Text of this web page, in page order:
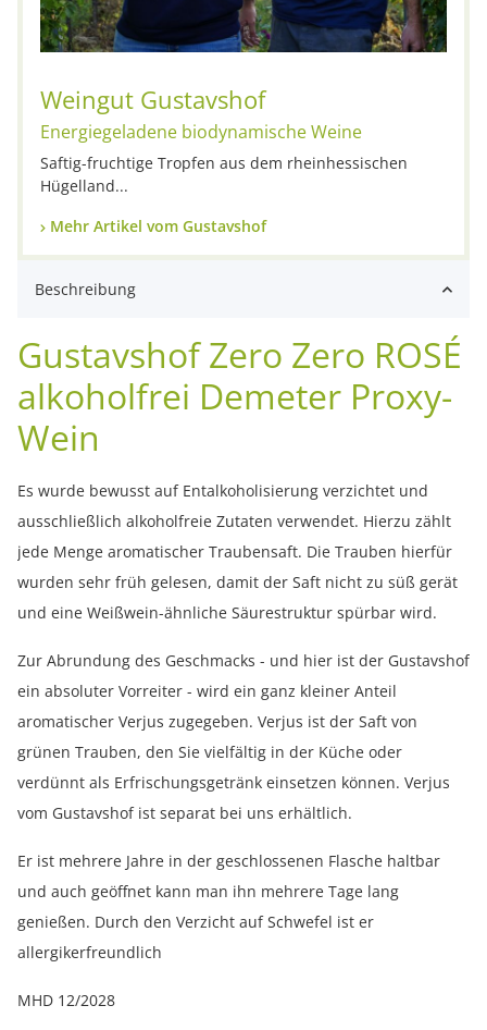
Weingut Gustavshof
Energiegeladene biodynamische Weine
Saftig-fruchtige Tropfen aus dem rheinhessischen
Hügelland...
Mehr Artikel vom Gustavshof
Beschreibung
Gustavshof Zero Zero ROSÉ
alkoholfrei Demeter Proxy-
Wein
Es wurde bewusst auf Entalkoholisierung verzichtet und
ausschließlich alkoholfreie Zutaten verwendet. Hierzu zählt
jede Menge aromatischer Traubensaft. Die Trauben hierfür
wurden sehr früh gelesen, damit der Saft nicht zu süß gerät
und eine Weißwein-ähnliche Säurestruktur spürbar wird.
Zur Abrundung des Geschmacks - und hier ist der Gustavshof
ein absoluter Vorreiter - wird ein ganz kleiner Anteil
aromatischer Verjus zugegeben. Verjus ist der Saft von
grünen Trauben, den Sie vielfältig in der Küche oder
verdünnt als Erfrischungsgetränk einsetzen können. Verjus
vom Gustavshof ist separat bei uns erhältlich.
Er ist mehrere Jahre in der geschlossenen Flasche haltbar
und auch geöffnet kann man ihn mehrere Tage lang
genießen. Durch den Verzicht auf Schwefel ist er
allergikerfreundlich
MHD 12/2028